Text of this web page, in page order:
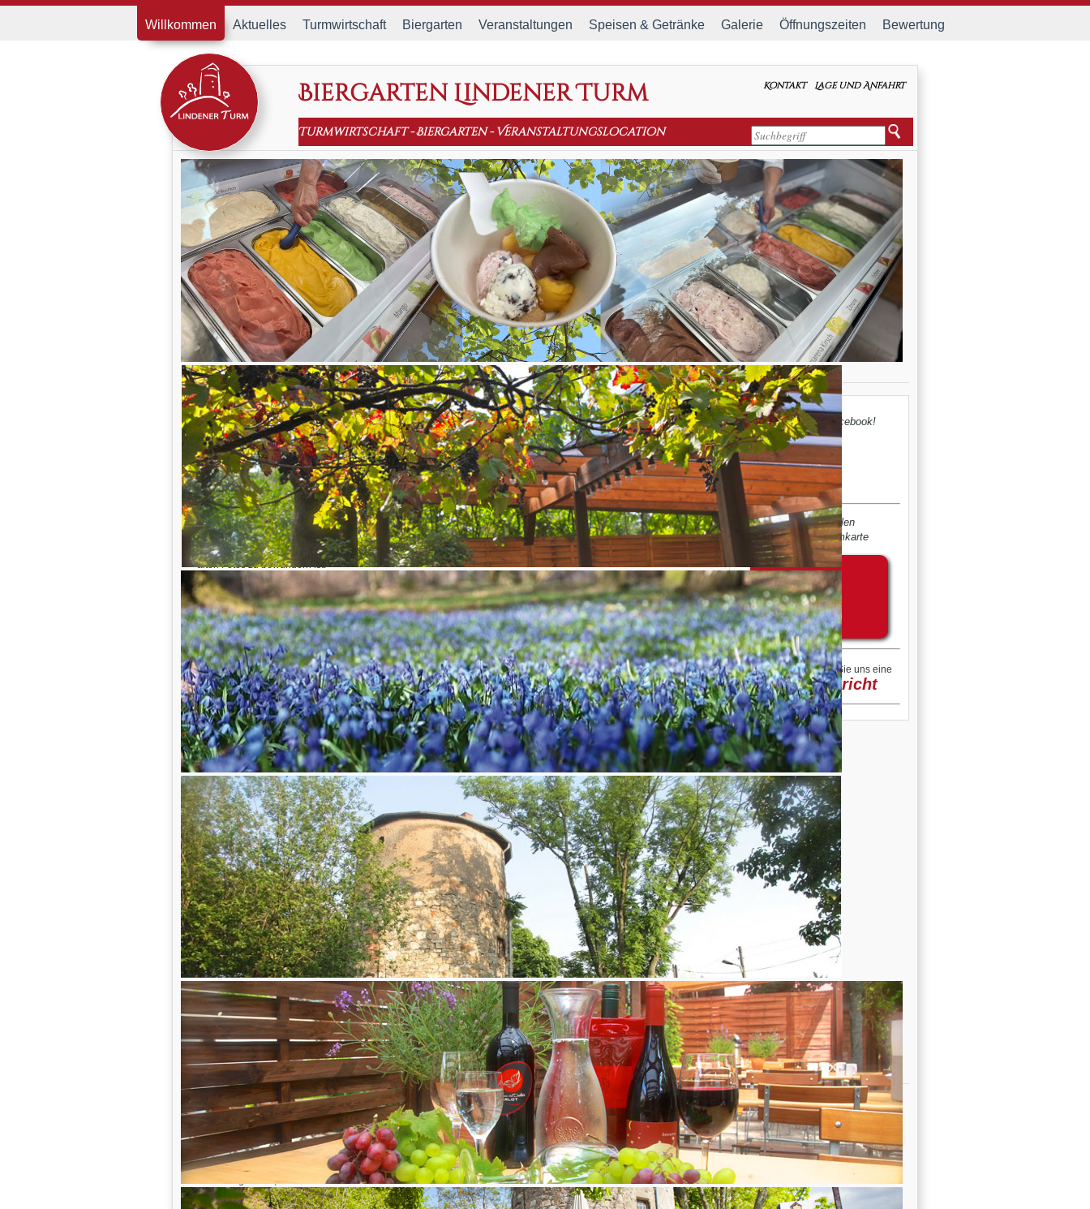
Willkommen Aktuelles Turmwirtschaft Biergarten Veranstaltungen Speisen & Getränke Galerie Öffnungszeiten Bewertung
Kontakt Lage und Anfahrt
Biergarten Lindener Turm
Turmwirtschaft-Biergarten-Veranstaltungslocation
Der Turm bei Facebook!
bequem zahlen
...mit Ihrer Turmkarte
@ Schreiben Sie uns eine
Nachricht
Lindener Turm
Als wir im Frühjahr 2011 den Biergarten Lindener Turm übernommen haben, hatten wir ehrlicherweise nur
ansatzweise eine vage Vorstellung davon, was daraus alles entstehen würde. Wir waren jedoch direkt voller
Begeisterung, Ideen und Tatendrang!
Eine Idee, die uns total begeistert hat, wird nun tatsächlich umgesetzt:
Wir werden demTurm seinehistorische Galerie im 1. Stockwieder zurück geben - so wie sie auf den
alten Fotos zu bewundern ist.
Für die Finanzierung dieser einmaligen Terrasse benötigen wir weiterhin Ihre, liebe Freunde und Gäste des
Lindener Biergartens, wertvolle Unterstützung und haben uns etwas einmaliges ausgedacht: Den„Walk of
friends“.
Werden Sie ein ganz besonderer „Freund“ des Turms und erwerben Sie Ihren persönlich
gestalteten Wege-Stein. Unser Steinmetz meißelt ganz nach Wunsch Ihren Namen, Ihre
Initialen oder sogar Ihr Familienwappen in den Stein. Und Sie haben dann nicht nur einen
bleibenden Platz in unseren Herzen… Einige Steine können Sie bereits auf dem Weg zum
Müllerhaus bewundern -welcher Platz würde Ihnen denn gefallen?!
Mit den gesamten Erlösen des „Walk of friends“ können wir die Architekten-Pläne tatsächlich
Wirklichkeit werden lassen!
Wir sind jedem Einzeln dankbar für die Unterstützung und können es kaum erwarten, dass wir schon ganz
bald Alle die wunderbare Aussicht ins Grüne, bei gutem Wetter sogar bis zum Deister, von derTurm-
Galeriegenießen können!
Dürfen wir auch auf Sie zählen? Das wäre wahrhaftig zu schön!
Herzlichst
Ihr Team vom Lindener Turm
Walk of friends
Als wir im Frühjahr 2011 den Biergarten Lindener
Turm übernommen haben, hatten wir
ehrlicherweise nur ansatzweise eine vage
Vorstellung davon, was daraus alles entstehen
würde.